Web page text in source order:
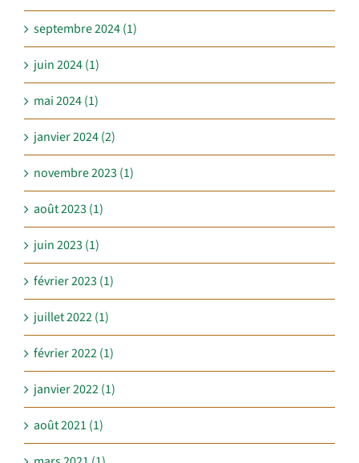
septembre 2024 (1)
juin 2024 (1)
mai 2024 (1)
janvier 2024 (2)
novembre 2023 (1)
août 2023 (1)
juin 2023 (1)
février 2023 (1)
juillet 2022 (1)
février 2022 (1)
janvier 2022 (1)
août 2021 (1)